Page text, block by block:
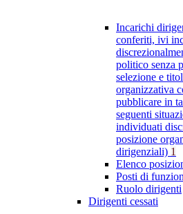
Incarichi
conferiti, ivi
politico senza
selezione e
organizzativa
pubblicare in
seguenti
individuati
posizione
dirigenziali) 1
Elenco
Posti di
Ruolo dirigenti
Dirigenti cessati